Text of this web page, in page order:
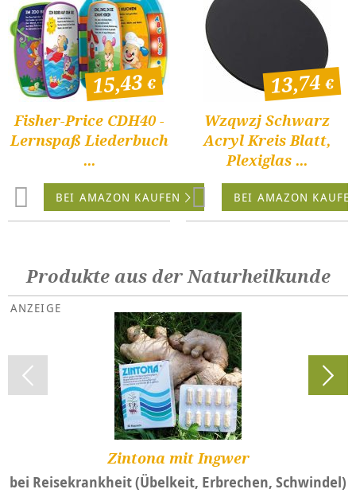
Fisher-Price CDH40 -
Lernspaß Liederbuch
...
15,43
BEI AMAZON KAUFEN
Wzqwzj Schwarz
Acryl Kreis Blatt,
Plexiglas ...
13,74
BEI AMAZON
Produkte aus der Naturheilkunde
Zintona mit Ingwer
bei Reisekrankheit (Übelkeit, Erbrechen, Schwindel)